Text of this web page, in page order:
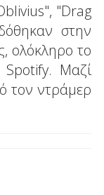
"Drag
στην
ολόκληρο το
Spotify. Μαζί
τον ντράμερ